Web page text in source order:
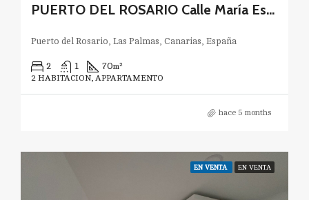
PUERTO DEL ROSARIO Calle María Estrada
Puerto del Rosario, Las Palmas, Canarias, España
2 1 70m²
2 HABITACION, APPARTAMENTO
hace 5 months
EN VENTA EN VENTA